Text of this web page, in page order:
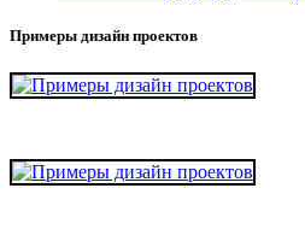
Примеры дизайн проектов